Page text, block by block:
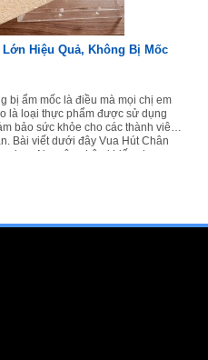
Hiệu Quả, Không Bị Mốc
bị ẩm mốc là điều mà mọi chị em
là loại thực phẩm được sử dụng
bảo sức khỏe cho các thành viên
Bài viết dưới đây Vua Hút Chân
hay. Nguyên nhân khiến cho gạo